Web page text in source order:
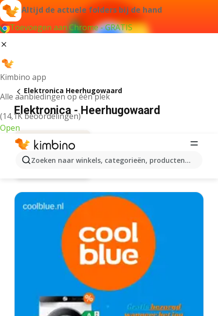
Altijd de actuele folders bij de hand
Toevoegen aan Chrome - GRATIS
Kimbino app
Alle aanbiedingen op één plek
(14,1K beoordelingen)
Open
Zoeken naar winkels, categorieën, producten...
Elektronica Heerhugowaard
Elektronica - Heerhugowaard